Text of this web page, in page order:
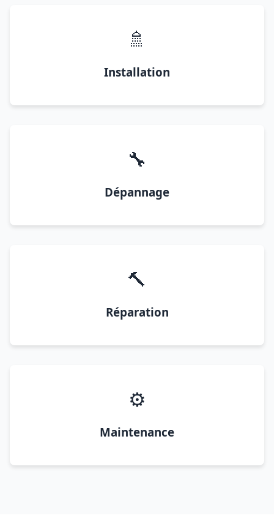
🚿
Installation
🔧
Dépannage
🔨
Réparation
⚙️
Maintenance